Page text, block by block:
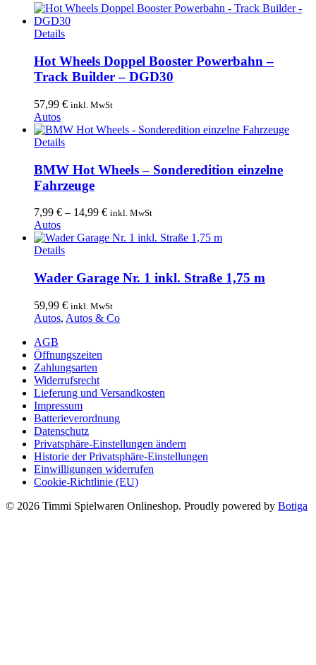
Details
Hot Wheels Doppel Booster Powerbahn –
Track Builder – DGD30
57,99 € inkl. MwSt
Autos
DetailsDieses
weist
mehrere
Varianten
Die
können
auf
Produktseite
werden
BMW Hot Wheels – Sonderedition einzelne
Fahrzeuge
7,99 € – 14,99 € inkl. MwSt
Autos
Details
Wader Garage Nr. 1 inkl. Straße 1,75 m
59,99 € inkl. MwSt
Autos, Autos & Co
AGB
Öffnungszeiten
Zahlungsarten
Widerrufsrecht
Lieferung und Versandkosten
Impressum
Batterieverordnung
Datenschutz
Privatsphäre-Einstellungen ändern
Historie der Privatsphäre-Einstellungen
Einwilligungen widerrufen
Cookie-Richtlinie (EU)
© 2026 Timmi Spielwaren Onlineshop. Proudly powered by Botiga